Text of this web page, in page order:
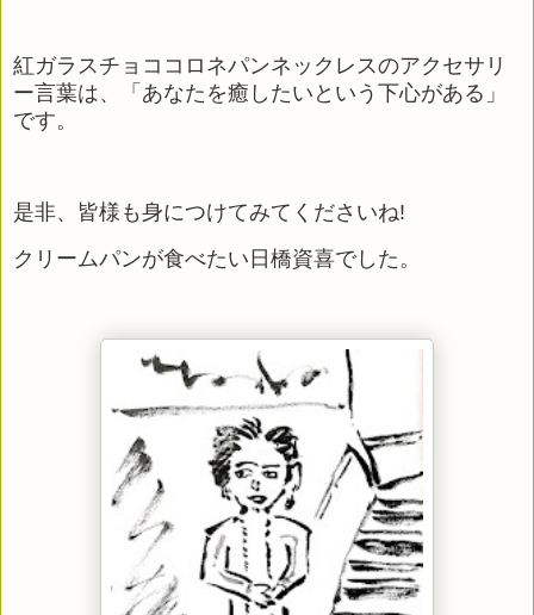
紅ガラスチョココロネパンネックレスのアクセサリ
ー言葉は、「あなたを癒したいという下心がある」
です。
是非、皆様も身につけてみてくださいね!
クリームパンが食べたい日橋資喜でした。